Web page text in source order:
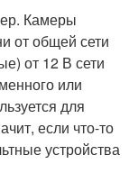
Камеры
от общей сети
от 12 В сети
или
для
если что-то
устройства